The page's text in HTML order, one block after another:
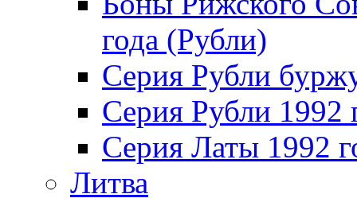
года (Рубли)
Серия Рубли
Серия Рубли 1992
Серия Латы 1992
Литва